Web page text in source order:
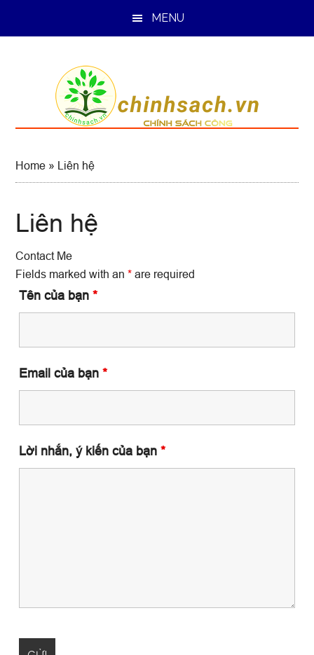
MENU
Home » Liên hệ
Liên hệ
Contact Me
Fields marked with an* are required
Tên của bạn*
Email của bạn*
Lời nhắn, ý kiến của bạn*